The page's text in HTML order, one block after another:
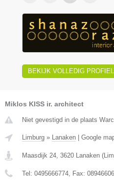
BEKIJK VOLLEDIG PROFIEL
Miklos KISS ir. architect
Niet gevestigd in de plaats
Limburg » Lanaken | Google
Maasdijk 24 3620 Lanaken (
Tel: 0495666774 , Fax: